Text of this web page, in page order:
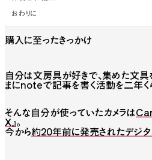
おわりに
購入に至ったきっかけ
自分は文房具が好きで、集めた文具
まにnoteで記事を書く活動を二年く
そんな自分が使っていたカメラは
X』。
今から約20年前に発売されたデジ